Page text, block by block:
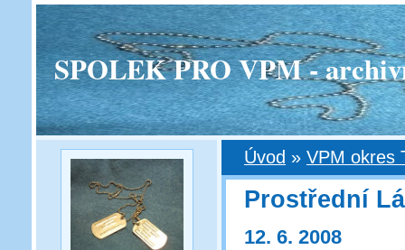
SPOLEK PRO VPM -
Úvod » VPM okres
Prostřední
12. 6. 2008